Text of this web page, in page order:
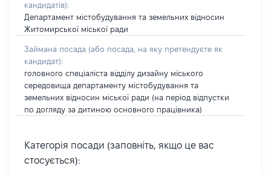
кандидатів):
Департамент містобудування та земельних відносин
Житомирської міської ради
Займана посада (або посада, на яку претендуєте як
кандидат):
головного спеціаліста відділу дизайну міського
середовища департаменту містобудування та
земельних відносин міської ради (на період відпустки
по догляду за дитиною основного працівника)
Категорія посади (заповніть, якщо це вас
стосується):